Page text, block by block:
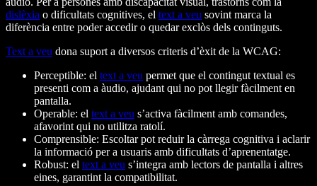
dislèxia o dificultats cognitives, el text a veu sovint marca la
diferència entre poder accedir o quedar exclòs dels continguts.
Text a veu dona suport a diversos criteris d’èxit de la WCAG:
Perceptible: el text a veu permet que el contingut textual es
presenti com a àudio, ajudant qui no pot llegir fàcilment en
pantalla.
Operable: el text a veu s’activa fàcilment amb comandes,
afavorint qui no utilitza ratolí.
Comprensible: Escoltar pot reduir la càrrega cognitiva i aclarir
la informació per a usuaris amb dificultats d’aprenentatge.
Robust: el text a veu s’integra amb lectors de pantalla i altres
eines, garantint la compatibilitat.